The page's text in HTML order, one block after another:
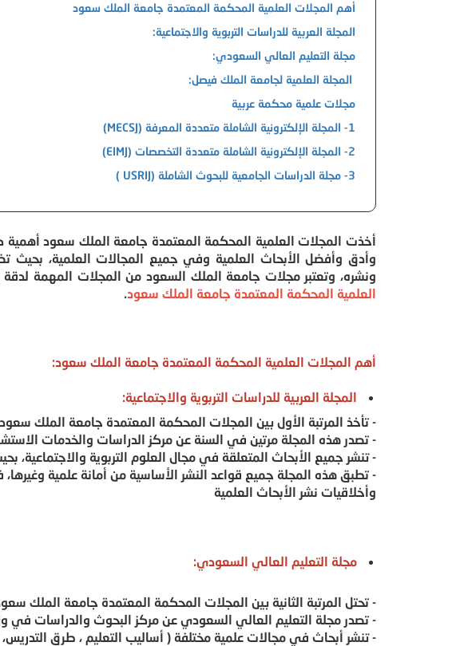
أهم المجلات العلمية المحكمة المعتمدة جامعة الملك سعود
المجلة العربية للدراسات التربوية والاجتماعية:
مجلة التعليم العالي السعودي:
المجلة العلمية لجامعة الملك فيصل:
مجلات علمية محكمة عربية
1- المجلة الإلكترونية الشاملة متعددة المعرفة (MECSJ)
2- المجلة الإلكترونية الشاملة متعددة التخصصات (EIMJ)
3- مجلة الدراسات الجامعية للبحوث الشاملة (USRIJ )
أخذت المجلات العلمية المحكمة المعتمدة جامعة الملك سعود أهمية
وأدق وأفضل الأبحاث العلمية وفي جميع المجالات العلمية،
ونشره، وتعتبر مجلات جامعة الملك السعود من المجلات المهمة
العلمية المحكمة المعتمدة جامعة الملك سعود.
أهم المجلات العلمية المحكمة المعتمدة جامعة الملك سعود:
المجلة العربية للدراسات التربوية والاجتماعية:
- تأخذ المرتبة الأول بين المجلات المحكمة المعتمدة جامعة الملك سعود،
- تصدر هذه المجلة مرتين في السنة عن مركز الدراسات والخدمات
- تنشر جميع الأبحاث المتعلقة في مجال العلوم التربوية
- تطبق هذه المجلة جميع قواعد النشر الأساسية من أمانة علمية
وأخلاقيات نشر الأبحاث العلمية
مجلة التعليم العالي السعودي:
- تحتل المرتبة الثانية بين المجلات المحكمة المعتمدة جامعة الملك
- تصدر مجلة التعليم العالي السعودي عن مركز البحوث والدراسات في
- تنشر أبحاث في مجالات علمية مختلفة ( أساليب التعليم ، طرق التدريس،